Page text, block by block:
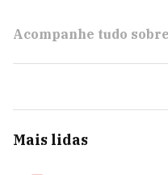
Acompanhe tudo
Mais lidas